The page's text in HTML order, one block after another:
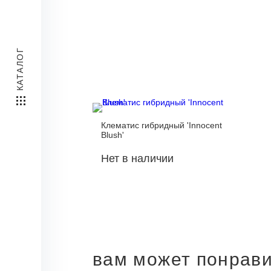
КАТАЛОГ
Клематис гибридный 'Innocent
Blush'
Нет в наличии
вам может